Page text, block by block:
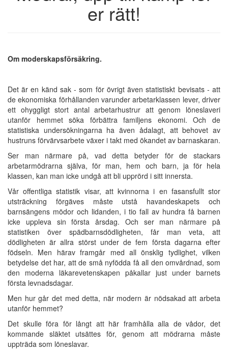
er rätt!
Om moderskapsförsäkring.
Det är en känd sak - som för övrigt även statistiskt bevisats - att
de ekonomiska förhållanden varunder arbetarklassen lever, driver
ett ohyggligt stort antal arbetarhustrur att genom löneslaveri
utanför hemmet söka förbättra familjens ekonomi. Och de
statistiska undersökningarna ha även ådalagt, att behovet av
hustruns förvärvsarbete växer i takt med ökandet av barnaskaran.
Ser man närmare på, vad detta betyder för de stackars
arbetarmödrarna själva, för man, hem och barn, ja för hela
klassen, kan man icke undgå att bli upprörd i sitt innersta.
Vår offentliga statistik visar, att kvinnorna i en fasansfullt stor
utsträckning förgäves måste utstå havandeskapets och
barnsängens mödor och lidanden, i tio fall av hundra få barnen
icke uppleva sin första årsdag. Och ser man närmare på
statistiken över spädbarnsdödligheten, får man veta, att
dödligheten är allra störst under de fem första dagarna efter
födseln. Men härav framgår med all önsklig tydlighet, vilken
betydelse det har, att de små nyfödda få all den omvårdnad, som
den moderna läkarevetenskapen påkallar just under barnets
första levnadsdagar.
Men hur går det med detta, när modern är nödsakad att arbeta
utanför hemmet?
Det skulle föra för långt att här framhålla alla de vådor, det
kommande släktet utsättes för, genom att mödrarna måste
uppträda som löneslavar.